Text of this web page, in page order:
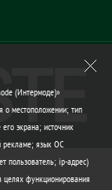
(Интермоде)»
о местоположении; тип
экрана; источник
рекламе; язык ОС
пользователь; ip-адрес)
функционирования